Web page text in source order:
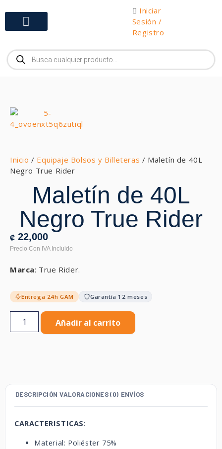
Iniciar
Sesión /
Registro
Inicio / Equipaje Bolsos y Billeteras / Maletín de 40L
Negro True Rider
Maletín de 40L
Negro True Rider
₡ 22,000
Marca: True Rider.
Entrega 24h GAM Garantía 12 meses
Añadir al carrito
DESCRIPCIÓN VALORACIONES (0) ENVÍOS
CARACTERISTICAS:
Material: Poliéster 75%